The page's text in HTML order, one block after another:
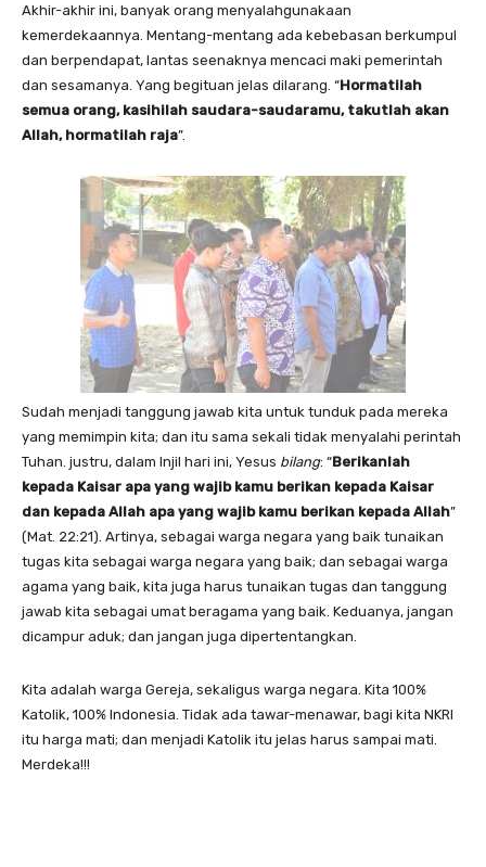
Akhir-akhir ini, banyak orang menyalahgunakaan
kemerdekaannya. Mentang-mentang ada kebebasan berkumpul
dan berpendapat, lantas seenaknya mencaci maki pemerintah
dan sesamanya. Yang begituan jelas dilarang. “Hormatilah
semua orang, kasihilah saudara-saudaramu, takutlah akan
Allah, hormatilah raja”.
Sudah menjadi tanggung jawab kita untuk tunduk pada mereka
yang memimpin kita; dan itu sama sekali tidak menyalahi perintah
Tuhan. justru, dalam Injil hari ini, Yesus bilang: “Berikanlah
kepada Kaisar apa yang wajib kamu berikan kepada Kaisar
dan kepada Allah apa yang wajib kamu berikan kepada Allah”
(Mat. 22:21). Artinya, sebagai warga negara yang baik tunaikan
tugas kita sebagai warga negara yang baik; dan sebagai warga
agama yang baik, kita juga harus tunaikan tugas dan tanggung
jawab kita sebagai umat beragama yang baik. Keduanya, jangan
dicampur aduk; dan jangan juga dipertentangkan.
Kita adalah warga Gereja, sekaligus warga negara. Kita 100%
Katolik, 100% Indonesia. Tidak ada tawar-menawar, bagi kita NKRI
itu harga mati; dan menjadi Katolik itu jelas harus sampai mati.
Merdeka!!!